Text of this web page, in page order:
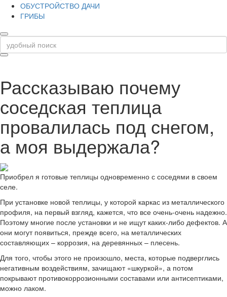
ОБУСТРОЙСТВО ДАЧИ
ГРИБЫ
Рассказываю почему
соседская теплица
провалилась под снегом,
а моя выдержала?
Приобрел я готовые теплицы одновременно с соседями в своем
селе.
При установке новой теплицы, у которой каркас из металлического
профиля, на первый взгляд, кажется, что все очень-очень надежно.
Поэтому многие после установки и не ищут каких-либо дефектов. А
они могут появиться, прежде всего, на металлических
составляющих – коррозия, на деревянных – плесень.
Для того, чтобы этого не произошло, места, которые подверглись
негативным воздействиям, зачищают «шкуркой», а потом
покрывают противокоррозионными составами или антисептиками,
можно лаком.